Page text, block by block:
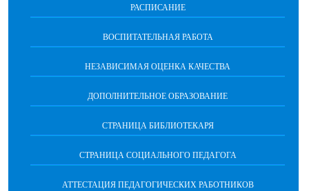
РАСПИСАНИЕ
ВОСПИТАТЕЛЬНАЯ РАБОТА
НЕЗАВИСИМАЯ ОЦЕНКА КАЧЕСТВА
ДОПОЛНИТЕЛЬНОЕ ОБРАЗОВАНИЕ
СТРАНИЦА БИБЛИОТЕКАРЯ
СТРАНИЦА СОЦИАЛЬНОГО ПЕДАГОГА
АТТЕСТАЦИЯ ПЕДАГОГИЧЕСКИХ РАБОТНИКОВ